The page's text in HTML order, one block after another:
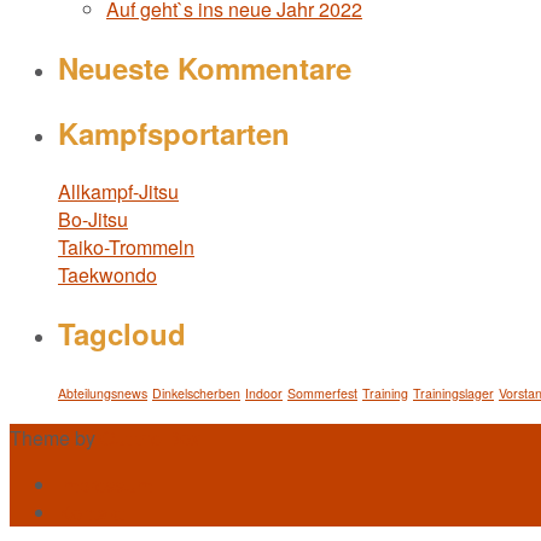
Auf geht`s ins neue Jahr 2022
Neueste Kommentare
Kampfsportarten
Allkampf-Jitsu
Bo-Jitsu
Taiko-Trommeln
Taekwondo
Tagcloud
Abteilungsnews Dinkelscherben Indoor Sommerfest Training Trainingslager
Theme by